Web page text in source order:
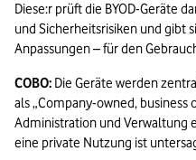
Diese:r prüft die BYOD-Geräte
und Sicherheitsrisiken und gibt
Anpassungen – für den
COBO: Die Geräte werden
als „Company-owned, business
Administration und Verwaltung
eine private Nutzung ist